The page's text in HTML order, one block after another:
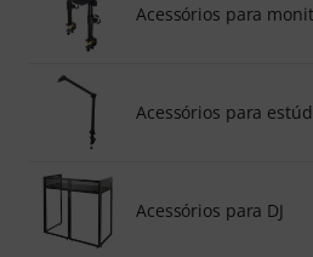
Acessórios para
Acessórios para
Acessórios para DJ